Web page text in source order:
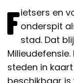
Fietsers en
onderspit
stad. Dat
steden in